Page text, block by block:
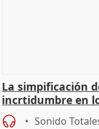
La simpificación
incrtidumbre en
Sonido